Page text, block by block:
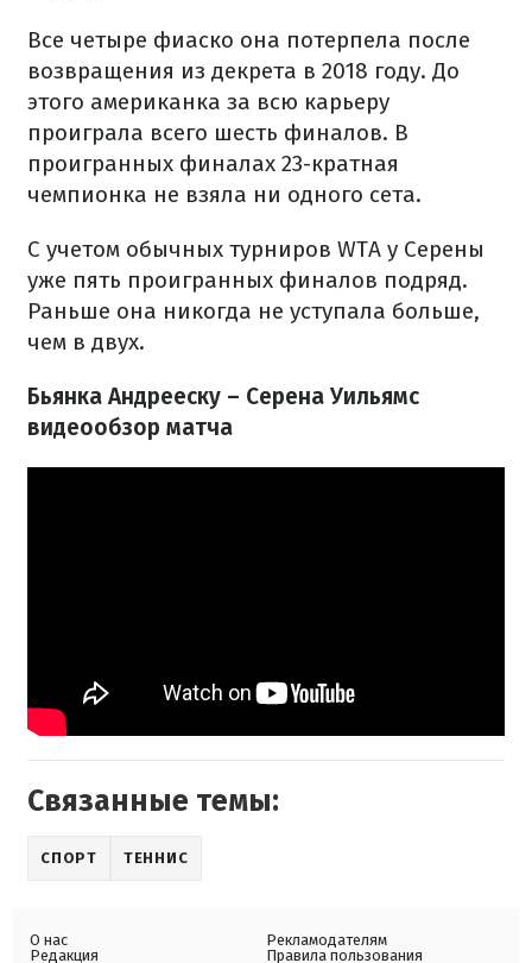
Все четыре фиаско она потерпела после
возвращения из декрета в 2018 году. До
этого американка за всю карьеру
проиграла всего шесть финалов. В
проигранных финалах 23-кратная
чемпионка не взяла ни одного сета.
С учетом обычных турниров WTA у Серены
уже пять проигранных финалов подряд.
Раньше она никогда не уступала больше,
чем в двух.
Бьянка Андрееску – Серена Уильямс
видеообзор матча
Связанные темы:
СПОРТ ТЕННИС
О нас
Редакция
Рекламодателям
Правила пользования